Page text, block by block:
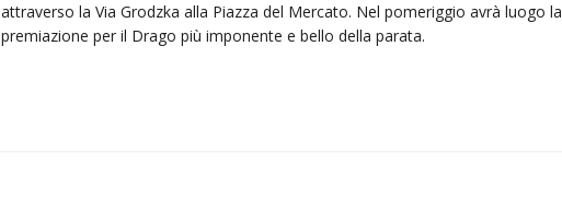
attraverso la Via Grodzka alla Piazza del Mercato. Nel pomeriggio avrà luogo la
premiazione per il Drago più imponente e bello della parata.